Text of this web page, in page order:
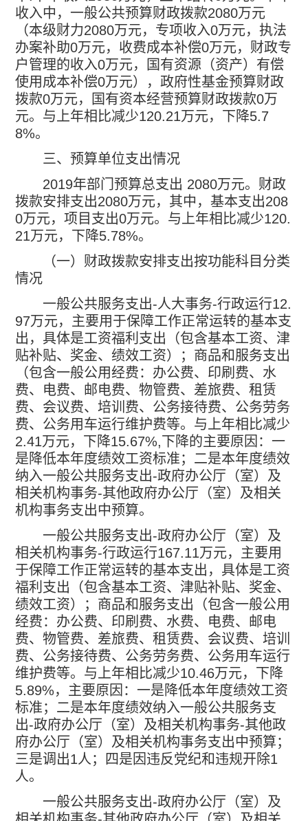
收入中，一般公共预算财政拨款2080万元
（本级财力2080万元，专项收入0万元，执法
办案补助0万元，收费成本补偿0万元，财政专
户管理的收入0万元，国有资源（资产）有偿
使用成本补偿0万元），政府性基金预算财政
拨款0万元，国有资本经营预算财政拨款0万
元。与上年相比减少120.21万元，下降5.7
8%。
三、预算单位支出情况
2019年部门预算总支出 2080万元。财政
拨款安排支出2080万元，其中，基本支出208
0万元，项目支出0万元。与上年相比减少120.
21万元，下降5.78%。
（一）财政拨款安排支出按功能科目分类
情况
一般公共服务支出-人大事务-行政运行12.
97万元，主要用于保障工作正常运转的基本支
出，具体是工资福利支出（包含基本工资、津
贴补贴、奖金、绩效工资）；商品和服务支出
（包含一般公用经费：办公费、印刷费、水
费、电费、邮电费、物管费、差旅费、租赁
费、会议费、培训费、公务接待费、公务劳务
费、公务用车运行维护费等。与上年相比减少
2.41万元，下降15.67%,下降的主要原因：一
是降低本年度绩效工资标准；二是本年度绩效
纳入一般公共服务支出-政府办公厅（室）及
相关机构事务-其他政府办公厅（室）及相关
机构事务支出中预算。
一般公共服务支出-政府办公厅（室）及
相关机构事务-行政运行167.11万元，主要用
于保障工作正常运转的基本支出，具体是工资
福利支出（包含基本工资、津贴补贴、奖金、
绩效工资）；商品和服务支出（包含一般公用
经费：办公费、印刷费、水费、电费、邮电
费、物管费、差旅费、租赁费、会议费、培训
费、公务接待费、公务劳务费、公务用车运行
维护费等。与上年相比减少10.46万元，下降
5.89%，主要原因：一是降低本年度绩效工资
标准；二是本年度绩效纳入一般公共服务支
出-政府办公厅（室）及相关机构事务-其他政
府办公厅（室）及相关机构事务支出中预算；
三是调出1人；四是因违反党纪和违规开除1
人。
一般公共服务支出-政府办公厅（室）及